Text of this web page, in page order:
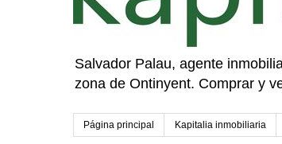
Salvador Palau, agente
zona de Ontinyent. Comprar y
Página principal Kapitalia inmobiliaria